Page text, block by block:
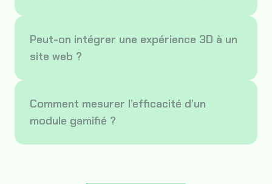
Peut-on intégrer une expérience 3D à un
site web ?
Comment mesurer l’efficacité d’un
module gamifié ?